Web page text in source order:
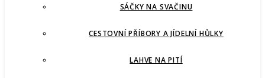
SÁČKY NA SVAČINU
CESTOVNÍ PŘÍBORY A JÍDELNÍ HŮLKY
LAHVE NA PITÍ